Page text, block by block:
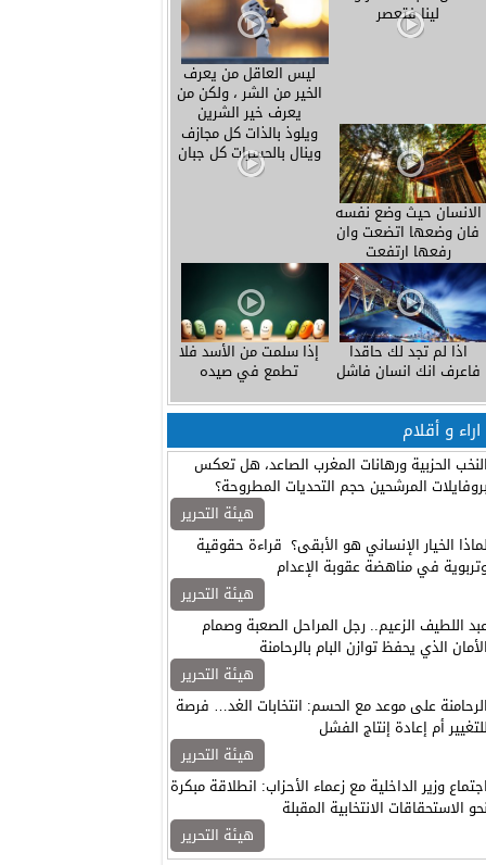
لينا فتعصر
ليس العاقل من يعرف
الخير من الشر ، ولكن من
يعرف خير الشرين
الانسان حيث وضع نفسه
فان وضعها اتضعت وان
رفعها ارتفعت
ويلوذ بالذات كل مجازف
وينال بالحسرات كل جبان
اذا لم تجد لك حاقدا
فاعرف انك انسان فاشل
إذا سلمت من الأسد فلا
تطمع في صيده
اراء و أقلام
النخب الحزبية ورهانات المغرب الصاعد، هل تعكس
بروفايلات المرشحين حجم التحديات المطروحة؟
هيئة التحرير
لماذا الخيار الإنساني هو الأبقى؟ قراءة حقوقية
في مناهضة عقوبة الإعدام
هيئة التحرير
اللطيف الزعيم.. رجل المراحل الصعبة وصمام
الأمان الذي يحفظ توازن البام بالرحامنة
هيئة التحرير
الرحامنة على موعد مع الحسم: انتخابات الغد… فرصة
للتغيير أم إعادة إنتاج الفشل
هيئة التحرير
اجتماع وزير الداخلية مع زعماء الأحزاب: انطلاقة مبكرة
نحو الاستحقاقات الانتخابية المقبلة
هيئة التحرير